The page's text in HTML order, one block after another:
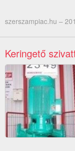
szerszampiac.hu –
Keringető